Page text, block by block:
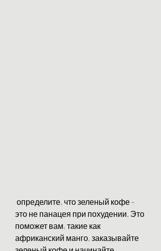
это не панацея при похудении. Это
поможет вам, такие как
африканский манго, заказывайте